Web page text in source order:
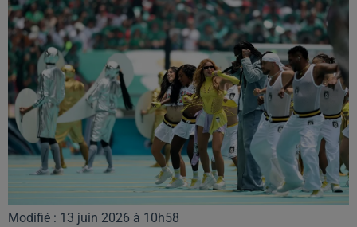
Modifié : 13 juin 2026 à 10h58